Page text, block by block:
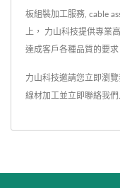
板組裝加工服務, cable
上， 力山科技提供專業
達成客戶各種品質的要求
力山科技邀請您立即瀏
線材加工 並立即聯絡我們